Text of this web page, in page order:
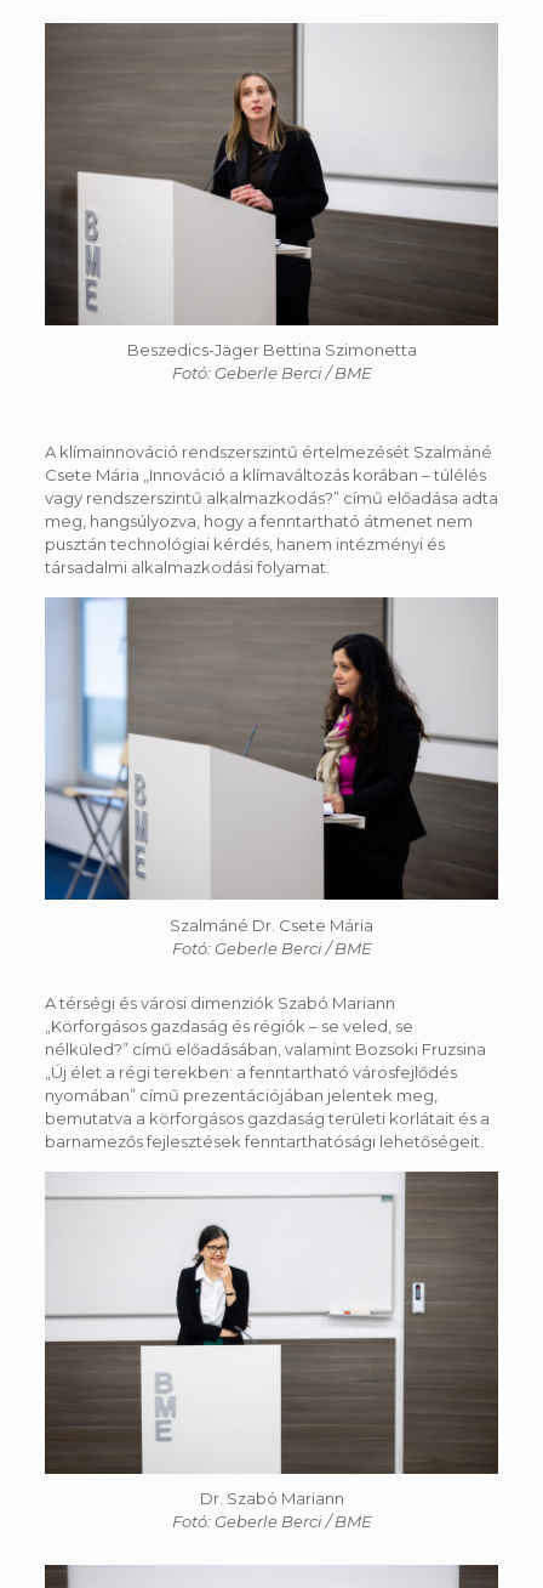
Beszedics-Jäger Bettina Szimonetta
Fotó: Geberle Berci / BME
A klímainnováció rendszerszintű értelmezését Szalmáné
Csete Mária „Innováció a klímaváltozás korában – túlélés
vagy rendszerszintű alkalmazkodás?” című előadása adta
meg, hangsúlyozva, hogy a fenntartható átmenet nem
pusztán technológiai kérdés, hanem intézményi és
társadalmi alkalmazkodási folyamat.
Szalmáné Dr. Csete Mária
Fotó: Geberle Berci / BME
A térségi és városi dimenziók Szabó Mariann
„Körforgásos gazdaság és régiók – se veled, se
nélküled?” című előadásában, valamint Bozsoki Fruzsina
„Új élet a régi terekben: a fenntartható városfejlődés
nyomában” című prezentációjában jelentek meg,
bemutatva a körforgásos gazdaság területi korlátait és a
barnamezős fejlesztések fenntarthatósági lehetőségeit.
Dr. Szabó Mariann
Fotó: Geberle Berci / BME